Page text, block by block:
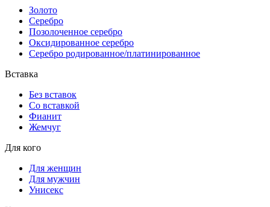
Золото
Серебро
Позолоченное серебро
Оксидированное серебро
Серебро родированное/платинированное
Вставка
Без вставок
Со вставкой
Фианит
Жемчуг
Для кого
Для женщин
Для мужчин
Унисекс